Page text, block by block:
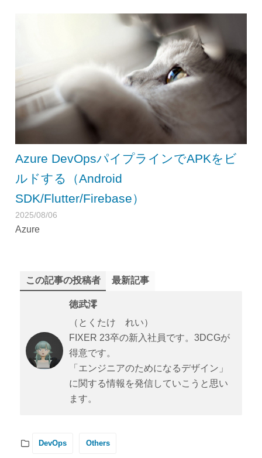
Azure DevOpsパイプラインでAPKをビ
ルドする（Android
SDK/Flutter/Firebase）
2025/08/06
Azure
この記事の投稿者 最新記事
徳武澪
（とくたけ れい）
FIXER 23卒の新入社員です。3DCGが
得意です。
「エンジニアのためになるデザイン」
に関する情報を発信していこうと思い
ます。
DevOps Others